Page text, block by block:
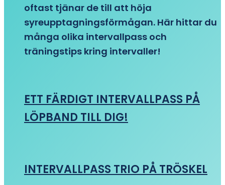
oftast tjänar de till att höja
syreupptagningsförmågan. Här hittar du
många olika intervallpass och
träningstips kring intervaller!
ETT FÄRDIGT INTERVALLPASS PÅ
LÖPBAND TILL DIG!
INTERVALLPASS TRIO PÅ TRÖSKEL